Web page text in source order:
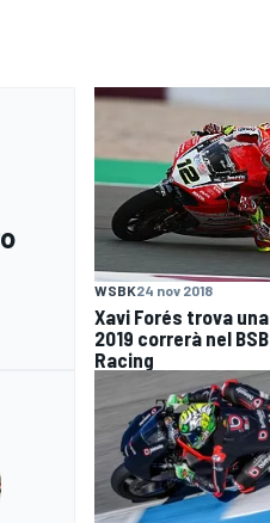
WSBK24 nov 2018
Xavi Forés trova
2019 correrà nel
Racing